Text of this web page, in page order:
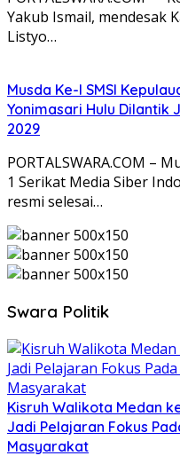
Yakub Ismail, mendesak
Listyo…
Musda Ke-I SMSI
Yonimasari Hulu Dilantik
2029
PORTALSWARA.COM –
1 Serikat Media Siber
resmi selesai…
Swara Politik
Kisruh Walikota Medan
Jadi Pelajaran Fokus
Masyarakat